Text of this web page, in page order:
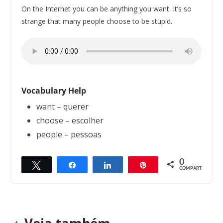
On the Internet you can be anything you want. It’s so
strange that many people choose to be stupid.
Vocabulary Help
want – querer
choose – escolher
people – pessoas
Compartilhar Compartilhar 0
COMPART.
← Previous
Next →